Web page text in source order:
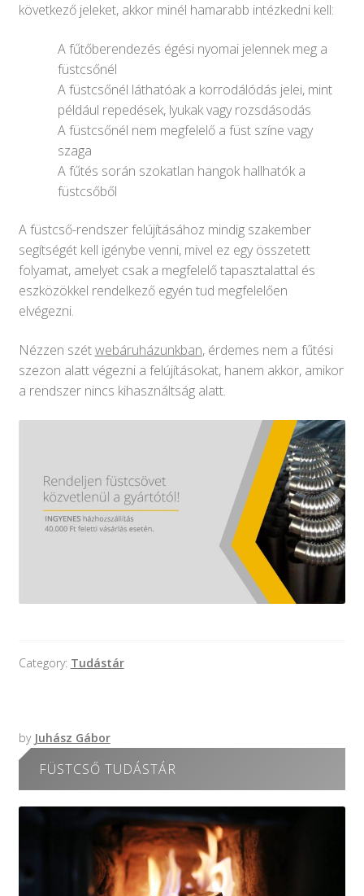
következő jeleket, akkor minél hamarabb intézkedni kell:
A fűtőberendezés égési nyomai jelennek meg a
füstcsőnél
A füstcsőnél láthatóak a korrodálódás jelei, mint
például repedések, lyukak vagy rozsdásodás
A füstcsőnél nem megfelelő a füst színe vagy
szaga
A fűtés során szokatlan hangok hallhatók a
füstcsőből
A füstcső-rendszer felújításához mindig szakember
segítségét kell igénybe venni, mivel ez egy összetett
folyamat, amelyet csak a megfelelő tapasztalattal és
eszközökkel rendelkező egyén tud megfelelően
elvégezni.
Nézzen szétwebáruházunkban, érdemes nem a fűtési
szezon alatt végezni a felújításokat, hanem akkor, amikor
a rendszer nincs kihasználtság alatt.
Category: Tudástár
by Juhász Gábor
FÜSTCSŐ TUDÁSTÁR